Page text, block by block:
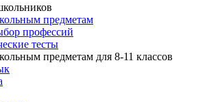
предметам
профессий
тесты
предметам для 8-11 классов